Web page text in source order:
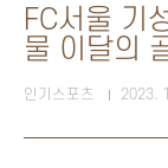
FC서울 기
물 이달의
인기스포츠 2023.